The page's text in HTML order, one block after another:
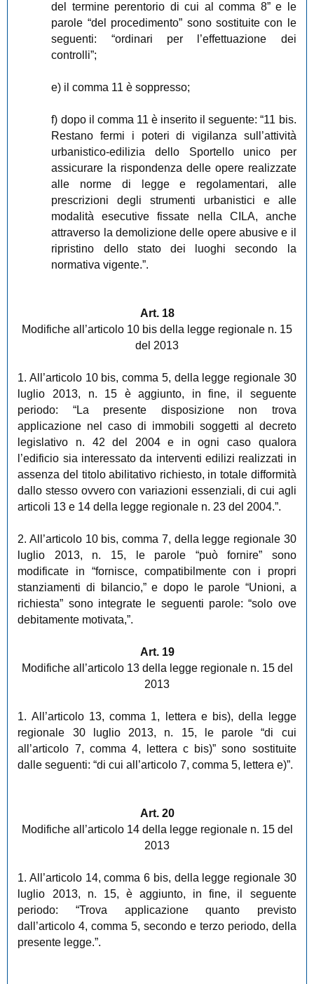
del termine perentorio di cui al comma 8” e le
parole “del procedimento” sono sostituite con le
seguenti: “ordinari per l’effettuazione dei
controlli”;
e) il comma 11 è soppresso;
f) dopo il comma 11 è inserito il seguente: “11 bis.
Restano fermi i poteri di vigilanza sull’attività
urbanistico-edilizia dello Sportello unico per
assicurare la rispondenza delle opere realizzate
alle norme di legge e regolamentari, alle
prescrizioni degli strumenti urbanistici e alle
modalità esecutive fissate nella CILA, anche
attraverso la demolizione delle opere abusive e il
ripristino dello stato dei luoghi secondo la
normativa vigente.”.
Art. 18
Modifiche all’articolo 10 bis della legge regionale n. 15
del 2013
1. All’articolo 10 bis, comma 5, della legge regionale 30
luglio 2013, n. 15 è aggiunto, in fine, il seguente
periodo: “La presente disposizione non trova
applicazione nel caso di immobili soggetti al decreto
legislativo n. 42 del 2004 e in ogni caso qualora
l’edificio sia interessato da interventi edilizi realizzati in
assenza del titolo abilitativo richiesto, in totale difformità
dallo stesso ovvero con variazioni essenziali, di cui agli
articoli 13 e 14 della legge regionale n. 23 del 2004.”.
2. All’articolo 10 bis, comma 7, della legge regionale 30
luglio 2013, n. 15, le parole “può fornire” sono
modificate in “fornisce, compatibilmente con i propri
stanziamenti di bilancio,” e dopo le parole “Unioni, a
richiesta” sono integrate le seguenti parole: “solo ove
debitamente motivata,”.
Art. 19
Modifiche all’articolo 13 della legge regionale n. 15 del
2013
1. All’articolo 13, comma 1, lettera e bis), della legge
regionale 30 luglio 2013, n. 15, le parole “di cui
all’articolo 7, comma 4, lettera c bis)” sono sostituite
dalle seguenti: “di cui all’articolo 7, comma 5, lettera e)”.
Art. 20
Modifiche all’articolo 14 della legge regionale n. 15 del
2013
1. All’articolo 14, comma 6 bis, della legge regionale 30
luglio 2013, n. 15, è aggiunto, in fine, il seguente
periodo: “Trova applicazione quanto previsto
dall’articolo 4, comma 5, secondo e terzo periodo, della
presente legge.”.